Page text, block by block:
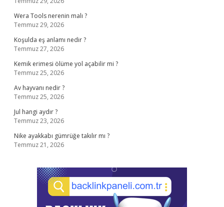
Wera Tools nerenin malı ?
Temmuz 29, 2026
Koşulda eş anlamı nedir ?
Temmuz 27, 2026
Kemik erimesi ölüme yol açabilir mi ?
Temmuz 25, 2026
Av hayvanı nedir ?
Temmuz 25, 2026
Jul hangi aydır ?
Temmuz 23, 2026
Nike ayakkabı gümrüğe takılır mı ?
Temmuz 21, 2026